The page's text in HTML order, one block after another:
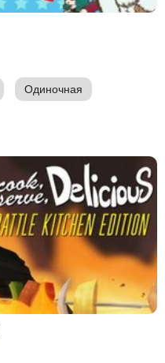
Одиночная